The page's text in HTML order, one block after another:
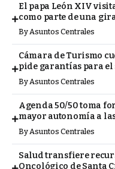
El papa León XIV
como parte de una
ByAsuntos Centrales
Cámara de Turismo
pide garantías para el
By Asuntos Centrales
Agenda 50/50 toma
mayor autonomía a
By Asuntos Centrales
Salud transfiere
Oncológico de Santa